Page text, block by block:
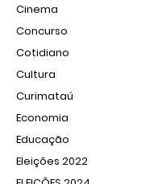
Cinema
Concurso
Cotidiano
Cultura
Curimataú
Economia
Educação
Eleições 2022